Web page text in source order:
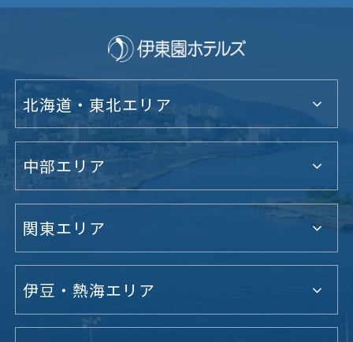
北海道・東北エリア
中部エリア
関東エリア
伊豆・熱海エリア